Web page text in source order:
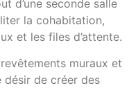
d’une seconde salle
la cohabitation,
et les files d’attente.
muraux et
désir de créer des